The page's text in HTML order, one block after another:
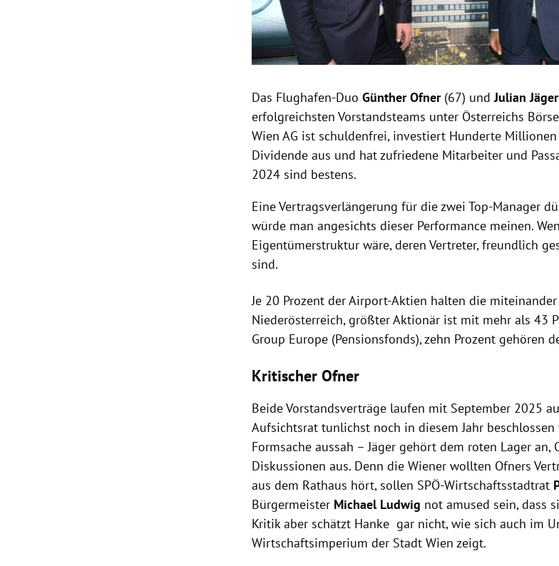
Das Flughafen-DuoGünther Ofner(67) undJulian Jäger
erfolgreichsten Vorstandsteams unter Österreichs
Wien AG ist schuldenfrei, investiert Hunderte
Dividende aus und hat zufriedene Mitarbeiter und
2024 sind bestens.
Eine Vertragsverlängerung für die zwei Top-Manager
würde man angesichts dieser Performance meinen.
Eigentümerstruktur wäre, deren Vertreter, freundlich
sind.
Je 20 Prozent der Airport-Aktien halten die
Niederösterreich, größter Aktionär ist mit mehr als 43
Group Europe (Pensionsfonds), zehn Prozent gehören
Kritischer Ofner
Beide Vorstandsverträge laufen mit September 2025
Aufsichtsrat tunlichst noch in diesem Jahr beschlossen
Formsache aussah – Jäger gehört dem roten Lager
Diskussionen aus. Denn die Wiener wollten Ofners
aus dem Rathaus hört, sollen SPÖ-Wirtschaftsstadtrat
Bürgermeister Michael Ludwig not amused sein, dass
Kritik aber schätzt Hanke gar nicht, wie sich auch im
Wirtschaftsimperium der Stadt Wien zeigt.